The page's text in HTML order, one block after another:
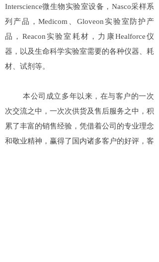
Interscience微生物实验室设备，Nasco采样系
列产品，Medicom、Gloveon实验室防护产
品，Reacon实验室耗材，力康Healforce仪
器，以及生命科学实验室需要的各种仪器、耗
材、试剂等。
本公司成立多年以来，在与客户的一次
次交流之中，一次次供货及售后服务之中，积
累了丰富的销售经验，凭借着公司的专业理念
和敬业精神，赢得了国内诸多客户的好评，客